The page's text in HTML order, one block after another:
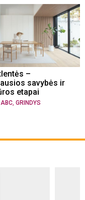
–
savybės ir
etapai
, GRINDYS